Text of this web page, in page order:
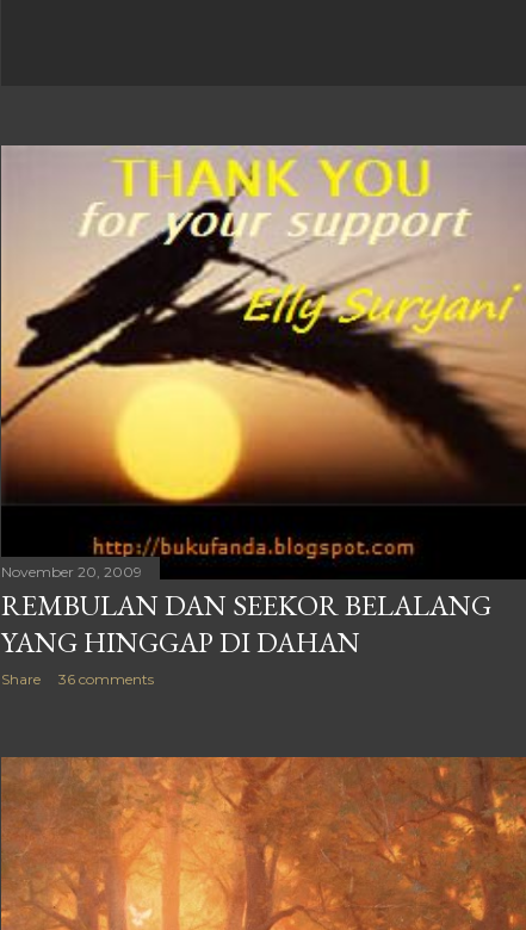
November 20, 2009
REMBULAN DAN SEEKOR BELALANG
YANG HINGGAP DI DAHAN
Share 36 comments